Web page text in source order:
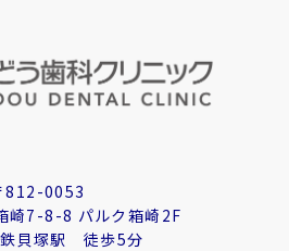
812-0053
崎7-8-8 パルク箱崎2F
貝塚駅 徒歩5分